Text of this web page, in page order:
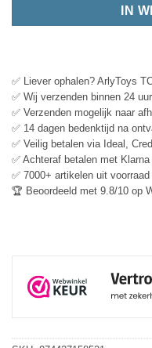
IN
✅ Liever ophalen? ArlyToys
✅ Wij verzenden binnen 24
✅ Verzenden mogelijk naar
✅ 14 dagen bedenktijd na
✅ Veilig betalen via Ideal,
✅ Achteraf betalen met
✅ 7000+ artikelen uit
🏆 Beoordeeld met 9.8/10 op